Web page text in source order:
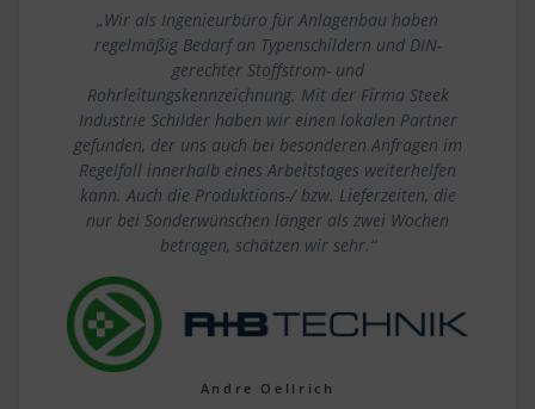
„Wir als Ingenieurbüro für Anlagenbau haben
regelmäßig Bedarf an Typenschildern und DIN-
gerechter Stoffstrom- und
Rohrleitungskennzeichnung. Mit der Firma Steek
Industrie Schilder haben wir einen lokalen Partner
gefunden, der uns auch bei besonderen Anfragen im
Regelfall innerhalb eines Arbeitstages weiterhelfen
kann. Auch die Produktions-/ bzw. Lieferzeiten, die
nur bei Sonderwünschen länger als zwei Wochen
betragen, schätzen wir sehr.“
Andre Oellrich